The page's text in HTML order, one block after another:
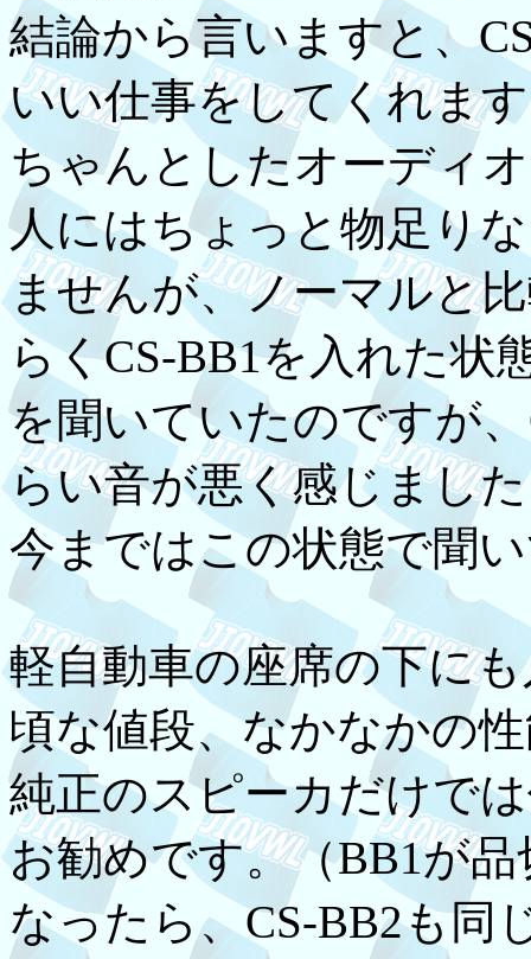
結論から言いますと、
いい仕事をしてくれま
ちゃんとしたオーディ
人にはちょっと物足り
ませんが、ノーマルと
らくCS-BB1を入れた状
を聞いていたのですが
らい音が悪く感じまし
今まではこの状態で聞
軽自動車の座席の下に
頃な値段、なかなかの
純正のスピーカだけで
お勧めです。（BB1が品
なったら、CS-BB2も同